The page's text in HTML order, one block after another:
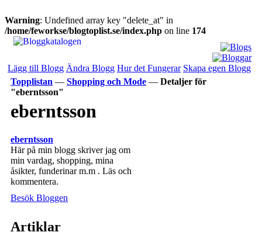
Warning: Undefined array key "delete_at" in
/home/feworkse/blogtoplist.se/index.php on line 174
Lägg till Blogg Ändra Blogg Hur det Fungerar Skapa egen Blogg
Topplistan — Shopping och Mode — Detaljer för
"eberntsson"
eberntsson
eberntsson
Här på min blogg skriver jag om
min vardag, shopping, mina
åsikter, funderinar m.m . Läs och
kommentera.
Besök Bloggen
Artiklar